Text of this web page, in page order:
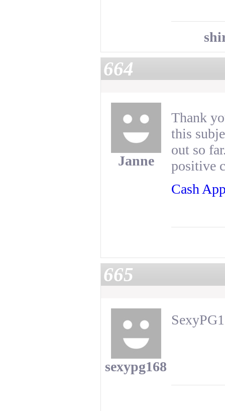
664
Janne
Thank
this
out so
positive
Cash
665
sexypg168